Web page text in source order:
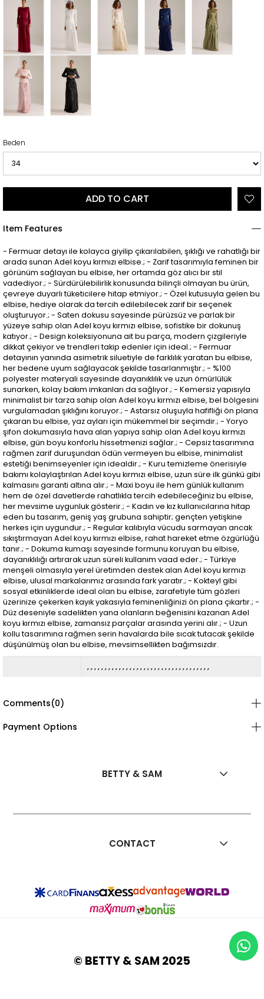
Beden
Item Features
- Fermuar detayı ile kolayca giyilip çıkarılabilen, şıklığı ve rahatlığı bir
arada sunan Adel koyu kırmızı elbise.; - Zarif tasarımıyla feminen bir
görünüm sağlayan bu elbise, her ortamda göz alıcı bir stil
vadediyor.; - Sürdürülebilirlik konusunda bilinçli olmayan bu ürün,
çevreye duyarlı tüketicilere hitap etmiyor.; - Özel kutusuyla gelen bu
elbise, hediye olarak da tercih edilebilecek zarif bir seçenek
oluşturuyor.; - Saten dokusu sayesinde pürüzsüz ve parlak bir
yüzeye sahip olan Adel koyu kırmızı elbise, sofistike bir dokunuş
katıyor.; - Design koleksiyonuna ait bu parça, modern çizgileriyle
dikkat çekiyor ve trendleri takip edenler için ideal.; - Fermuar
detayının yanında asimetrik siluetiyle de farklılık yaratan bu elbise,
her bedene uyum sağlayacak şekilde tasarlanmıştır.; - %100
polyester materyali sayesinde dayanıklılık ve uzun ömürlülük
sunarken, kolay bakım imkanları da sağlıyor.; - Kemersiz yapısıyla
minimalist bir tarza sahip olan Adel koyu kırmızı elbise, bel bölgesini
vurgulamadan şıklığını koruyor.; - Astarsız oluşuyla hafifliği ön plana
çıkaran bu elbise, yaz ayları için mükemmel bir seçimdir.; - Yoryo
şifon dokumasıyla hava alan yapıya sahip olan Adel koyu kırmızı
elbise, gün boyu konforlu hissetmenizi sağlar.; - Cepsiz tasarımına
rağmen zarif duruşundan ödün vermeyen bu elbise, minimalist
estetiği benimseyenler için idealdir.; - Kuru temizleme önerisiyle
bakımı kolaylaştırılan Adel koyu kırmızı elbise, uzun süre ilk günkü gibi
kalmasını garanti altına alır.; - Maxi boyu ile hem günlük kullanım
hem de özel davetlerde rahatlıkla tercih edebileceğiniz bu elbise,
her mevsime uygunluk gösterir.; - Kadın ve kız kullanıcılarına hitap
eden bu tasarım, geniş yaş grubuna sahiptir; gençten yetişkine
herkes için uygundur.; - Regular kalıbıyla vücudu sarmayan ancak
sıkıştırmayan Adel koyu kırmızı elbise, rahat hareket etme özgürlüğü
tanır.; - Dokuma kumaşı sayesinde formunu koruyan bu elbise,
dayanıklılığı artırarak uzun süreli kullanım vaad eder.; - Türkiye
menşeli olmasıyla yerel üretimden destek alan Adel koyu kırmızı
elbise, ulusal markalarımız arasında fark yaratır.; - Kokteyl gibi
sosyal etkinliklerde ideal olan bu elbise, zarafetiyle tüm gözleri
üzerinize çekerken kayık yakasıyla feminenliğinizi ön plana çıkartır.; -
Düz deseniyle sadelikten yana olanların beğenisini kazanan Adel
koyu kırmızı elbise, zamansız parçalar arasında yerini alır.; - Uzun
kollu tasarımına rağmen serin havalarda bile sıcak tutacak şekilde
düşünülmüş olan bu elbise, mevsimsellikten bağımsızdır.
Comments(0)
Payment Options
BETTY & SAM
CONTACT
© BETTY & SAM 2025